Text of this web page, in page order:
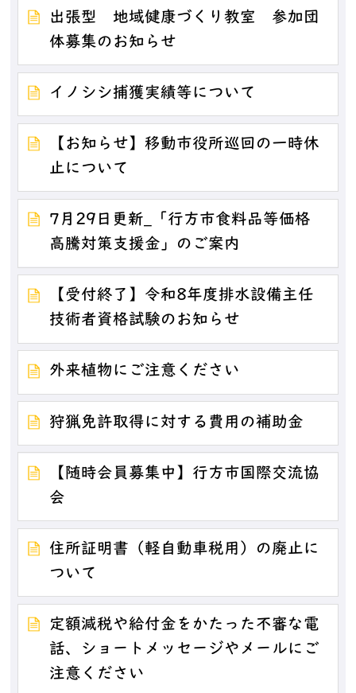
出張型 地域健康づくり教室 参加団
体募集のお知らせ
イノシシ捕獲実績等について
【お知らせ】移動市役所巡回の一時休
止について
7月29日更新_「行方市食料品等価格
高騰対策支援金」のご案内
【受付終了】令和8年度排水設備主任
技術者資格試験のお知らせ
外来植物にご注意ください
狩猟免許取得に対する費用の補助金
【随時会員募集中】行方市国際交流協
会
住所証明書（軽自動車税用）の廃止に
ついて
定額減税や給付金をかたった不審な電
話、ショートメッセージやメールにご
注意ください